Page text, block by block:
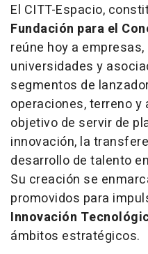
El CITT-Espacio,
Fundación para el
reúne hoy a
universidades y
segmentos de
operaciones, terreno y
objetivo de servir de
innovación, la
desarrollo de talento
Su creación se
promovidos para
Innovación
ámbitos estratégicos.